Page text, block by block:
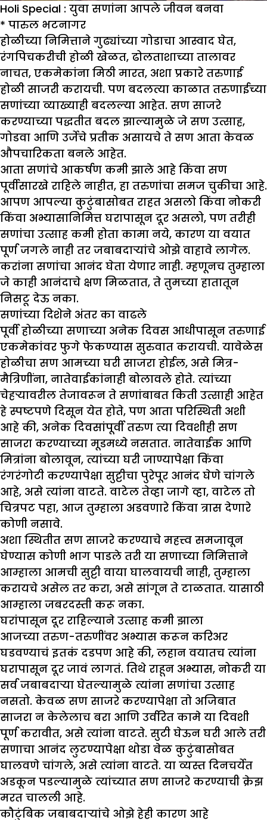
Holi Special : युवा सणांना आपले जीवन बनवा
* पारुल भटनागर
होळीच्या निमित्ताने गुढ्यांच्या गोडाचा आस्वाद घेत,
रंगपिचकरीची होळी खेळत, ढोलताशाच्या तालावर
नाचत, एकमेकांना मिठी मारत, अशा प्रकारे तरुणाई
होळी साजरी करायची. पण बदलत्या काळात तरुणाईच्या
सणांच्या व्याख्याही बदलल्या आहेत. सण साजरे
करण्याच्या पद्धतीत बदल झाल्यामुळे जे सण उत्साह,
गोडवा आणि उर्जेचे प्रतीक असायचे ते सण आता केवळ
औपचारिकता बनले आहेत.
आता सणांचे आकर्षण कमी झाले आहे किंवा सण
पूर्वीसारखे राहिले नाहीत, हा तरुणांचा समज चुकीचा आहे.
आपण आपल्या कुटुंबासोबत राहत असलो किंवा नोकरी
किंवा अभ्यासानिमित्त घरापासून दूर असलो, पण तरीही
सणांचा उत्साह कमी होता कामा नये, कारण या वयात
पूर्ण जगले नाही तर जबाबदाऱ्यांचे ओझे वाहावे लागेल.
करांना सणांचा आनंद घेता येणार नाही. म्हणूनच तुम्हाला
जे काही आनंदाचे क्षण मिळतात, ते तुमच्या हातातून
निसटू देऊ नका.
सणांच्या दिशेने अंतर का वाढले
पूर्वी होळीच्या सणाच्या अनेक दिवस आधीपासून तरुणाई
एकमेकांवर फुगे फेकण्यास सुरुवात करायची. यावेळेस
होळीचा सण आमच्या घरी साजरा होईल, असे मित्र-
मैत्रिणींना, नातेवाईकांनाही बोलावले होते. त्यांच्या
चेहऱ्यावरील तेजावरून ते सणांबाबत किती उत्साही आहेत
हे स्पष्टपणे दिसून येत होते, पण आता परिस्थिती अशी
आहे की, अनेक दिवसांपूर्वी तरुण त्या दिवशीही सण
साजरा करण्याच्या मूडमध्ये नसतात. नातेवाईक आणि
मित्रांना बोलावून, त्यांच्या घरी जाण्यापेक्षा किंवा
रंगरंगोटी करण्यापेक्षा सुट्टीचा पुरेपूर आनंद घेणे चांगले
आहे, असे त्यांना वाटते. वाटेल तेव्हा जागे व्हा, वाटेल तो
चित्रपट पहा, आज तुम्हाला अडवणारे किंवा त्रास देणारे
कोणी नसावे.
अशा स्थितीत सण साजरे करण्याचे महत्त्व समजावून
घेण्यास कोणी भाग पाडले तरी या सणाच्या निमित्ताने
आम्हाला आमची सुट्टी वाया घालवायची नाही, तुम्हाला
करायचे असेल तर करा, असे सांगून ते टाळतात. यासाठी
आम्हाला जबरदस्ती करू नका.
घरांपासून दूर राहिल्याने उत्साह कमी झाला
आजच्या तरुण-तरुणींवर अभ्यास करून करिअर
घडवण्याचं इतकं दडपण आहे की, लहान वयातच त्यांना
घरापासून दूर जावं लागतं. तिथे राहून अभ्यास, नोकरी या
सर्व जबाबदाऱ्या घेतल्यामुळे त्यांना सणांचा उत्साह
नसतो. केवळ सण साजरे करण्यापेक्षा तो अजिबात
साजरा न केलेलाच बरा आणि उर्वरित कामे या दिवशी
पूर्ण करावीत, असे त्यांना वाटते. सुटी घेऊन घरी आले तरी
सणाचा आनंद लुटण्यापेक्षा थोडा वेळ कुटुंबासोबत
घालवणे चांगले, असे त्यांना वाटते. या व्यस्त दिनचर्येत
अडकून पडल्यामुळे त्यांच्यात सण साजरे करण्याची क्रेझ
मरत चालली आहे.
कौटुंबिक जबाबदाऱ्यांचे ओझे हेही कारण आहे